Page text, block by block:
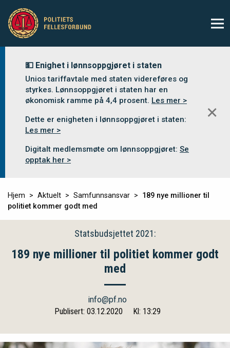
💵 Enighet i lønnsoppgjøret i staten
Unios tariffavtale med staten videreføres og
styrkes. Lønnsoppgjøret i staten har en
økonomisk ramme på 4,4 prosent. Les mer >
Dette er enigheten i lønnsoppgjøret i staten:
Les mer >
Digitalt medlemsmøte om lønnsoppgjøret: Se
opptak her >
✕
Hjem Aktuelt Samfunnsansvar
189 nye millioner til
politiet kommer godt med
Statsbudsjettet 2021:
189 nye millioner til politiet kommer godt
med
info@pf.no
Publisert: 03.12.2020
Kl: 13:29